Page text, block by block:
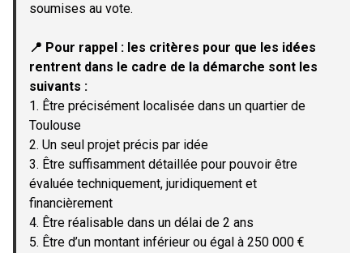
soumises au vote.
📍 Pour rappel : les critères pour que les idées
rentrent dans le cadre de la démarche sont les
suivants :
1. Être précisément localisée dans un quartier de
Toulouse
2. Un seul projet précis par idée
3. Être suffisamment détaillée pour pouvoir être
évaluée techniquement, juridiquement et
financièrement
4. Être réalisable dans un délai de 2 ans
5. Être d’un montant inférieur ou égal à 250 000 €